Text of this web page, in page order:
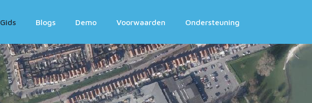
Gids Blogs Demo Voorwaarden Ondersteuning